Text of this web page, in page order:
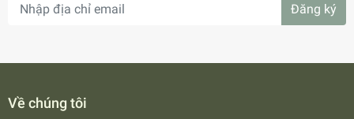
Đăng ký
Về chúng tôi